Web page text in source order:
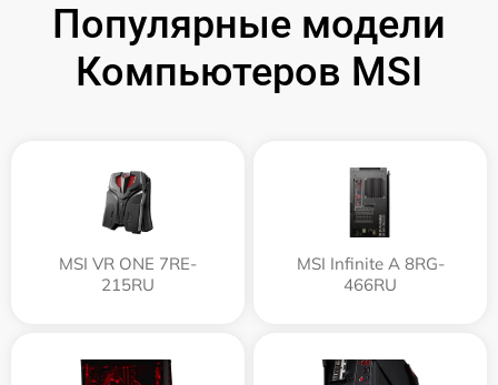
Популярные модели
Компьютеров MSI
MSI VR ONE 7RE-
215RU
MSI Infinite A 8RG-
466RU